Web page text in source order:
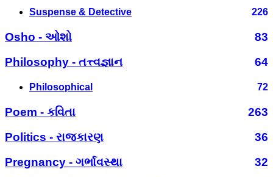
Suspense & Detective 226
Osho - ઓશો
83
Philosophy - તત્ત્વજ્ઞાન
64
Philosophical 72
Poem - કવિતા
263
Politics - રાજકારણ
36
Pregnancy - ગર્ભાવસ્થા
32